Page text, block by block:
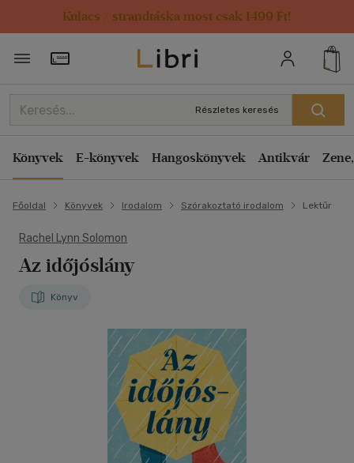
Kulacs / strandtáska most csak 1499 Ft!
Törzsvásárlói Kártya adatai
Részletes keresés
Könyvek E-könyvek Hangoskönyvek Antikvár
Főoldal Könyvek Irodalom Szórakoztató irodalom Lektűr
Rachel Lynn Solomon
Az időjóslány
Könyv